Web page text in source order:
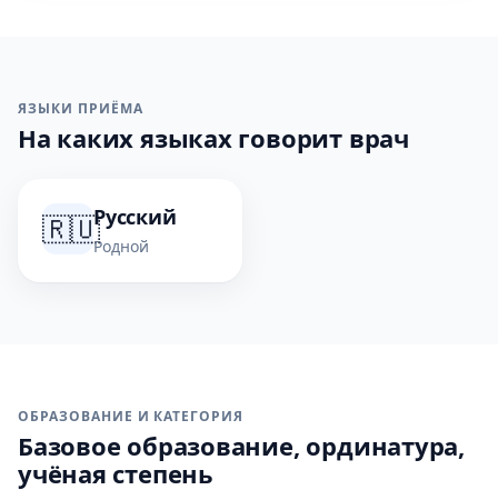
ЯЗЫКИ ПРИЁМА
На каких языках говорит врач
🇷🇺Русский
Родной
ОБРАЗОВАНИЕ И КАТЕГОРИЯ
Базовое образование, ординатура,
учёная степень